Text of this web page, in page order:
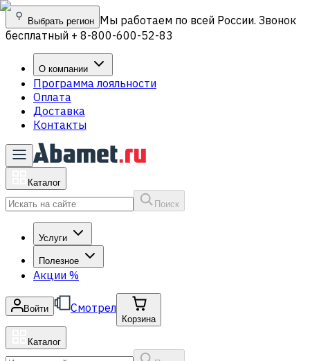
Выбрать регион Мы работаем по всей России. Звонок
бесплатный + 8-800-600-52-83
О компании
Программа лояльности
Оплата
Доставка
Контакты
Каталог
Поиск
Услуги
Полезное
Акции %
Войти Смотрел
Корзина
Каталог